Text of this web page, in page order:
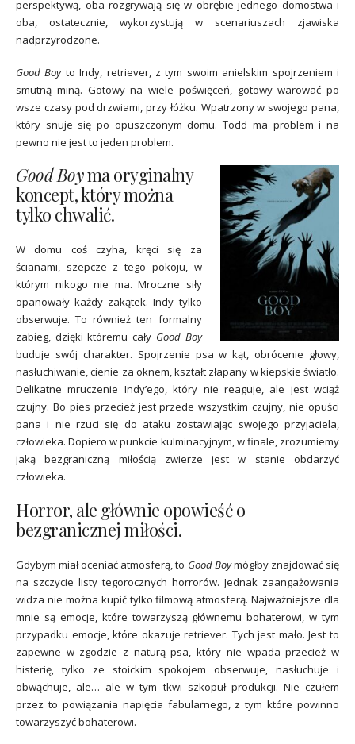
perspektywą, oba rozgrywają się w obrębie jednego domostwa i
oba, ostatecznie, wykorzystują w scenariuszach zjawiska
nadprzyrodzone.
Good Boyto Indy, retriever, z tym swoim anielskim spojrzeniem i
smutną miną. Gotowy na wiele poświęceń, gotowy warować po
wsze czasy pod drzwiami, przy łóżku. Wpatrzony w swojego pana,
który snuje się po opuszczonym domu. Todd ma problem i na
pewno nie jest to jeden problem.
Good Boyma oryginalny
koncept, który można
tylko chwalić.
W domu coś czyha, kręci się za
ścianami, szepcze z tego pokoju, w
którym nikogo nie ma. Mroczne siły
opanowały każdy zakątek. Indy tylko
obserwuje. To również ten formalny
zabieg, dzięki któremu cały Good Boy
buduje swój charakter. Spojrzenie psa w kąt, obrócenie głowy,
nasłuchiwanie, cienie za oknem, kształt złapany w kiepskie światło.
Delikatne mruczenie Indy’ego, który nie reaguje, ale jest wciąż
czujny. Bo pies przecież jest przede wszystkim czujny, nie opuści
pana i nie rzuci się do ataku zostawiając swojego przyjaciela,
człowieka. Dopiero w punkcie kulminacyjnym, w finale, zrozumiemy
jaką bezgraniczną miłością zwierze jest w stanie obdarzyć
człowieka.
Horror, ale głównie opowieść o
bezgranicznej miłości.
Gdybym miał oceniać atmosferą, to Good Boymógłby znajdować się
na szczycie listy tegorocznych horrorów. Jednak zaangażowania
widza nie można kupić tylko filmową atmosferą. Najważniejsze dla
mnie są emocje, które towarzyszą głównemu bohaterowi, w tym
przypadku emocje, które okazuje retriever. Tych jest mało. Jest to
zapewne w zgodzie z naturą psa, który nie wpada przecież w
histerię, tylko ze stoickim spokojem obserwuje, nasłuchuje i
obwąchuje, ale… ale w tym tkwi szkopuł produkcji. Nie czułem
przez to powiązania napięcia fabularnego, z tym które powinno
towarzyszyć bohaterowi.